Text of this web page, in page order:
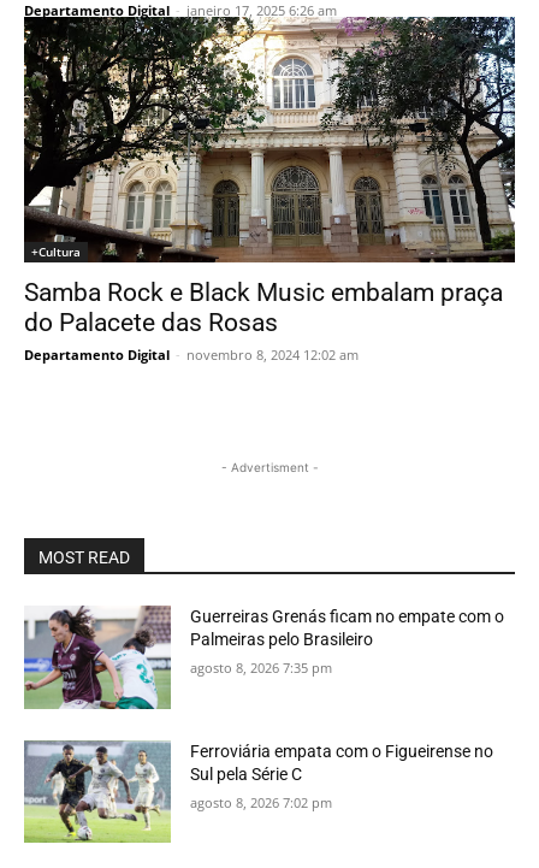
Departamento Digital - janeiro 17, 2025 6:26 am
+Cultura
Samba Rock e Black Music embalam praça
do Palacete das Rosas
Departamento Digital - novembro 8, 2024 12:02 am
- Advertisment -
MOST READ
Guerreiras Grenás ficam no empate com o
Palmeiras pelo Brasileiro
agosto 8, 2026 7:35 pm
Ferroviária empata com o Figueirense no
Sul pela Série C
agosto 8, 2026 7:02 pm